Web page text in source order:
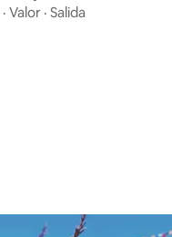
· Valor · Salida